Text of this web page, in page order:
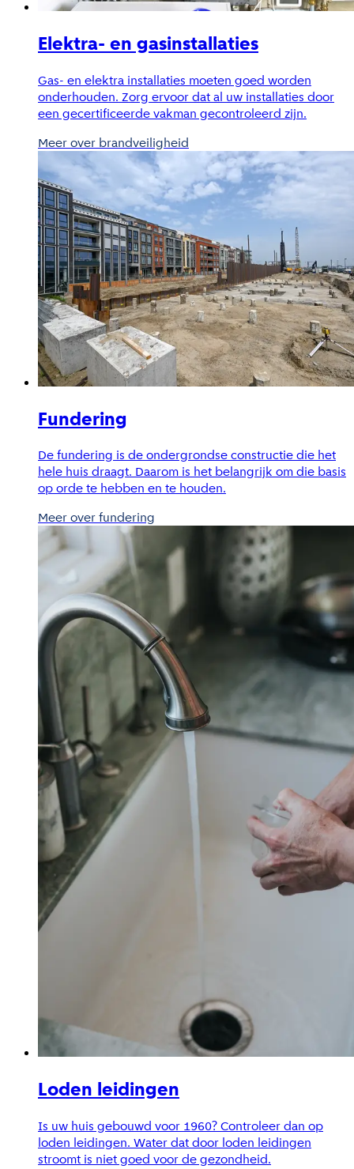
Elektra- en gasinstallaties
Gas- en elektra installaties moeten goed worden
onderhouden. Zorg ervoor dat al uw installaties door
een gecertificeerde vakman gecontroleerd zijn.
Meer over brandveiligheid
Fundering
De fundering is de ondergrondse constructie die het
hele huis draagt. Daarom is het belangrijk om die basis
op orde te hebben en te houden.
Meer over fundering
Loden leidingen
Is uw huis gebouwd voor 1960? Controleer dan op
loden leidingen. Water dat door loden leidingen
stroomt is niet goed voor de gezondheid.